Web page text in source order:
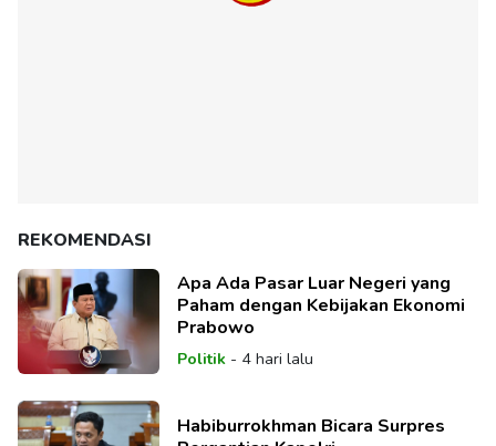
REKOMENDASI
Apa Ada Pasar Luar Negeri yang
Paham dengan Kebijakan Ekonomi
Prabowo
Politik- 4 hari lalu
Habiburrokhman Bicara Surpres